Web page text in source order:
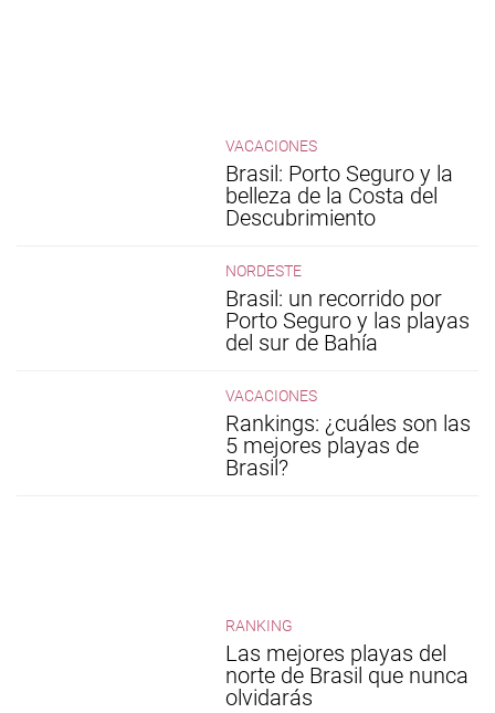
VACACIONES
Brasil: Porto Seguro y la
belleza de la Costa del
Descubrimiento
NORDESTE
Brasil: un recorrido por
Porto Seguro y las playas
del sur de Bahía
VACACIONES
Rankings: ¿cuáles son las
5 mejores playas de
Brasil?
RANKING
Las mejores playas del
norte de Brasil que nunca
olvidarás